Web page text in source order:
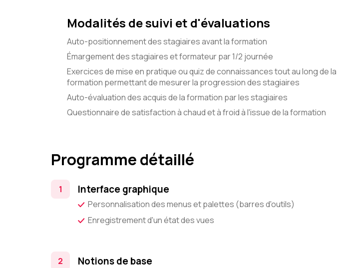
Modalités de suivi et d'évaluations
Auto-positionnement des stagiaires avant la formation
Émargement des stagiaires et formateur par 1/2 journée
Exercices de mise en pratique ou quiz de connaissances tout au long de la
formation permettant de mesurer la progression des stagiaires
Auto-évaluation des acquis de la formation par les stagiaires
Questionnaire de satisfaction à chaud et à froid à l'issue de la formation
Programme détaillé
Interface graphique
Personnalisation des menus et palettes (barres d'outils)
Enregistrement d'un état des vues
Notions de base